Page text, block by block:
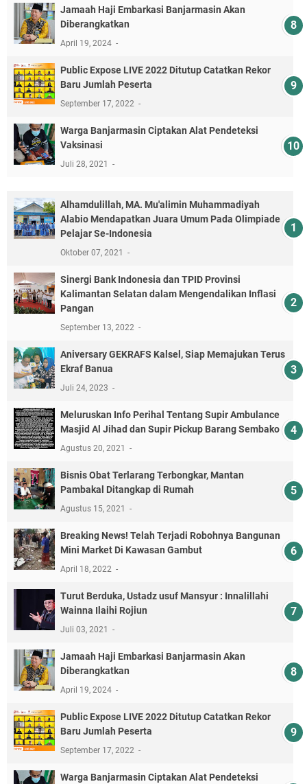
Jamaah Haji Embarkasi Banjarmasin Akan
Diberangkatkan
April 19, 2024
Public Expose LIVE 2022 Ditutup Catatkan Rekor
Baru Jumlah Peserta
September 17, 2022
Warga Banjarmasin Ciptakan Alat Pendeteksi
Vaksinasi
Juli 28, 2021
Alhamdulillah, MA. Mu'alimin Muhammadiyah
Alabio Mendapatkan Juara Umum Pada Olimpiade
Pelajar Se-Indonesia
Oktober 07, 2021
Sinergi Bank Indonesia dan TPID Provinsi
Kalimantan Selatan dalam Mengendalikan Inflasi
Pangan
September 13, 2022
Aniversary GEKRAFS Kalsel, Siap Memajukan Terus
Ekraf Banua
Juli 24, 2023
Meluruskan Info Perihal Tentang Supir Ambulance
Masjid Al Jihad dan Supir Pickup Barang Sembako
Agustus 20, 2021
Bisnis Obat Terlarang Terbongkar, Mantan
Pambakal Ditangkap di Rumah
Agustus 15, 2021
Breaking News! Telah Terjadi Robohnya Bangunan
Mini Market Di Kawasan Gambut
April 18, 2022
Turut Berduka, Ustadz usuf Mansyur : Innalillahi
Wainna Ilaihi Rojiun
Juli 03, 2021
Jamaah Haji Embarkasi Banjarmasin Akan
Diberangkatkan
April 19, 2024
Public Expose LIVE 2022 Ditutup Catatkan Rekor
Baru Jumlah Peserta
September 17, 2022
Warga Banjarmasin Ciptakan Alat Pendeteksi